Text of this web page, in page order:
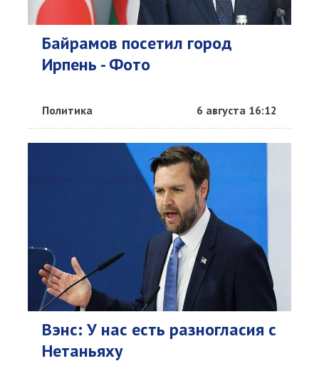
Байрамов посетил город
Ирпень - Фото
Политика 6 августа 16:12
Вэнс: У нас есть разногласия с
Нетаньяху